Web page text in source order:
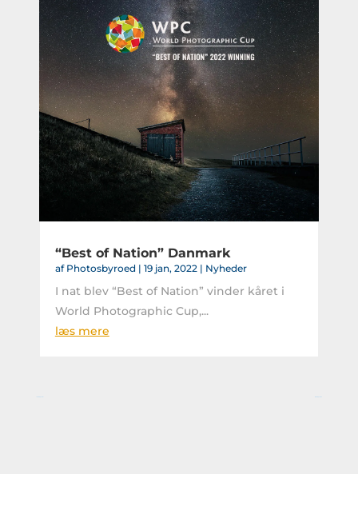
“Best of Nation” Danmark
af Photosbyroed| 19 jan, 2022| Nyheder
I nat blev “Best of Nation” vinder kåret i
World Photographic Cup,...
læs mere